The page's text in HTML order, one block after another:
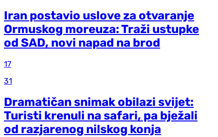
Iran postavio uslove za otvaranje
Ormuskog moreuza: Traži ustupke
od SAD, novi napad na brod
17
31
Dramatičan snimak obilazi svijet:
Turisti krenuli na safari, pa bježali
od razjarenog nilskog konja